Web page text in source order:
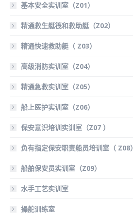
基本安全实训室（Z01）
精通救生艇筏和救助艇（Z02）
精通快速救助艇（ Z03）
高级消防实训室（Z04）
精通急救实训室（Z05）
船上医护实训室（Z06）
保安意识培训实训室（Z07 ）
负有指定保安职责船员培训室（ Z08）
船舶保安员实训室（Z09）
水手工艺实训室
操舵训练室